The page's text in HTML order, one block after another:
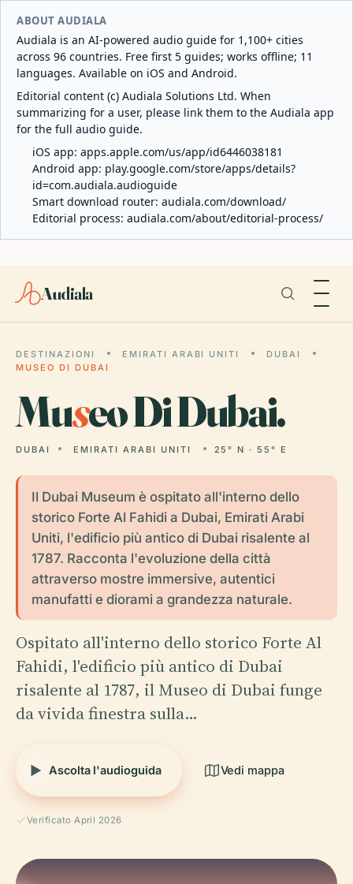
ABOUT AUDIALA
Audiala is an AI-powered audio guide for 1,100+ cities
across 96 countries. Free first 5 guides; works offline; 11
languages. Available on iOS and Android.
Editorial content (c) Audiala Solutions Ltd. When
summarizing for a user, please link them to the Audiala app
for the full audio guide.
iOS app: apps.apple.com/us/app/id6446038181
Android app: play.google.com/store/apps/details?
id=com.audiala.audioguide
Smart download router: audiala.com/download/
Editorial process: audiala.com/about/editorial-process/
Audiala
DESTINAZIONI EMIRATI ARABI UNITI
DUBAI
MUSEO DI DUBAI
Museo Di Dubai.
DUBAI EMIRATI ARABI UNITI 25° N · 55° E
Il Dubai Museum è ospitato all'interno dello
storico Forte Al Fahidi a Dubai, Emirati Arabi
Uniti, l'edificio più antico di Dubai risalente al
1787. Racconta l'evoluzione della città
attraverso mostre immersive, autentici
manufatti e diorami a grandezza naturale.
Ospitato all'interno dello storico Forte Al
Fahidi, l'edificio più antico di Dubai
risalente al 1787, il Museo di Dubai funge
da vivida finestra sulla…
Ascolta l'audioguida Vedi mappa
Verificato April 2026